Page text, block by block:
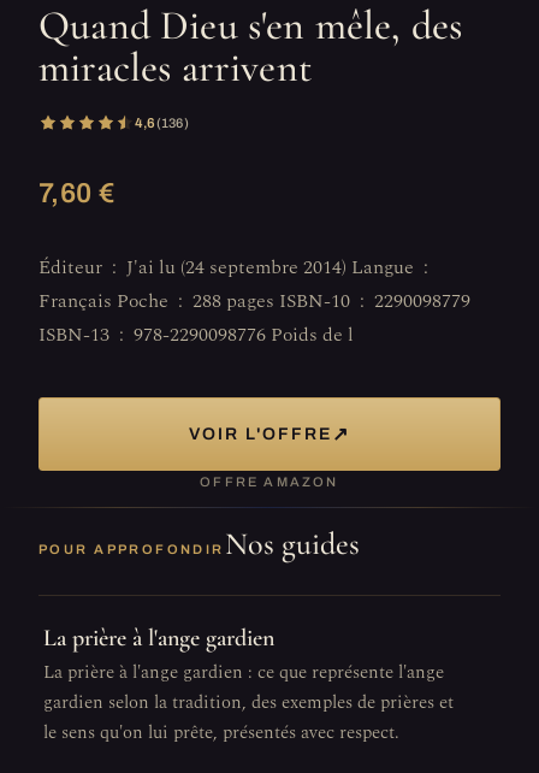
Quand Dieu s'en mêle, des
miracles arrivent
4,6(136)
7,60 €
Éditeur ‏ : ‎ J'ai lu (24 septembre 2014) Langue ‏ : ‎
Français Poche ‏ : ‎ 288 pages ISBN-10 ‏ : ‎ 2290098779
ISBN-13 ‏ : ‎ 978-2290098776 Poids de l
VOIR L'OFFRE ↗
OFFRE AMAZON
POUR APPROFONDIR Nos guides
La prière à l'ange gardien
La prière à l'ange gardien : ce que représente l'ange
gardien selon la tradition, des exemples de prières et
le sens qu'on lui prête, présentés avec respect.